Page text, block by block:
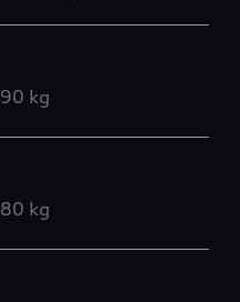
90 kg
80 kg